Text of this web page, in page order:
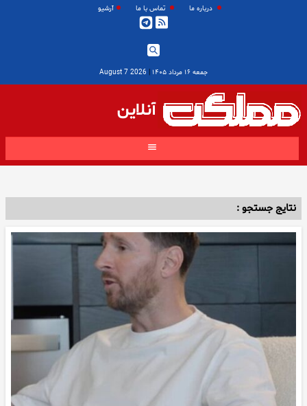
درباره ما تماس با ما آرشیو
جمعه ۱۶ مرداد ۱۴۰۵ |
2026 August 7
آنلاین
نتایج جستجو :